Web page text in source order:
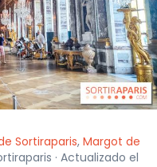
Sortiraparis, Margot de
· Actualizado el